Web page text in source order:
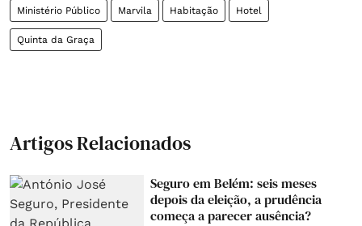
Ministério Público Marvila Habitação Hotel
Quinta da Graça
Artigos Relacionados
Seguro em Belém: seis meses
depois da eleição, a prudência
começa a parecer ausência?